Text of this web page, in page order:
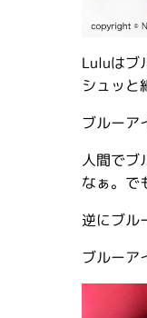
Luluはブ
シュッと
ブルーア
人間でブ
なぁ。で
逆にブル
ブルーア